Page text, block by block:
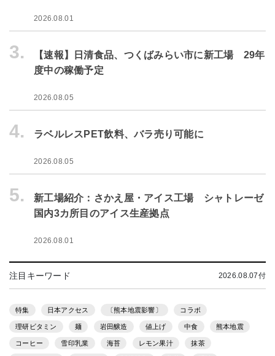
2026.08.01
3.
【速報】日清食品、つくばみらい市に新工場 29年
度中の稼働予定
2026.08.05
4. ラベルレスPET飲料、バラ売り可能に
2026.08.05
5.
新工場紹介：さかえ屋・アイス工場 シャトレーゼ
国内3カ所目のアイス生産拠点
2026.08.01
注目キーワード 2026.08.07付
特集 日本アクセス 〔熊本地震影響〕 コラボ
理研ビタミン 麺 岩田醸造 値上げ 中食 熊本地震
コーヒー 雪印乳業 海苔 レモン果汁 抹茶